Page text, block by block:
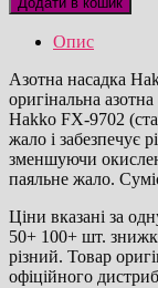
насадка
оригінал
кількість
Опис
Азотна насадка
оригінальна
Hakko FX-9702
жало і забезпечує
зменшуючи
паяльне жало.
Ціни вказані за
50+ 100+ шт.
різний. Товар
офіційного